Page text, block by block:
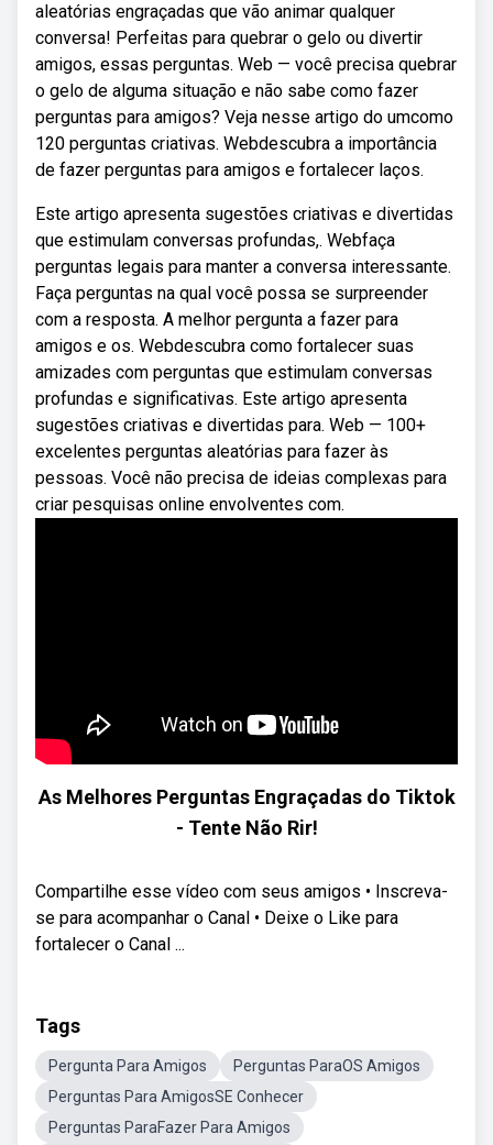
aleatórias engraçadas que vão animar qualquer
conversa! Perfeitas para quebrar o gelo ou divertir
amigos, essas perguntas. Web — você precisa quebrar
o gelo de alguma situação e não sabe como fazer
perguntas para amigos? Veja nesse artigo do umcomo
120 perguntas criativas. Webdescubra a importância
de fazer perguntas para amigos e fortalecer laços.
Este artigo apresenta sugestões criativas e divertidas
que estimulam conversas profundas,. Webfaça
perguntas legais para manter a conversa interessante.
Faça perguntas na qual você possa se surpreender
com a resposta. A melhor pergunta a fazer para
amigos e os. Webdescubra como fortalecer suas
amizades com perguntas que estimulam conversas
profundas e significativas. Este artigo apresenta
sugestões criativas e divertidas para. Web — 100+
excelentes perguntas aleatórias para fazer às
pessoas. Você não precisa de ideias complexas para
criar pesquisas online envolventes com.
As Melhores Perguntas Engraçadas do Tiktok
- Tente Não Rir!
Compartilhe esse vídeo com seus amigos • Inscreva-
se para acompanhar o Canal • Deixe o Like para
fortalecer o Canal ...
Tags
Pergunta Para Amigos
Perguntas ParaOS Amigos
Perguntas Para AmigosSE Conhecer
Perguntas ParaFazer Para Amigos